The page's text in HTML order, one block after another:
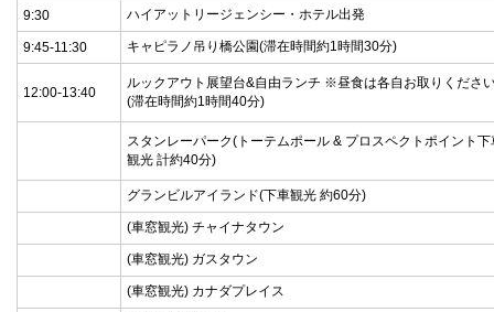
9:30 ハイアットリージェンシー・ホテル出発
9:45-11:30 キャピラノ吊り橋公園(滞在時間約1時間30分)
12:00-13:40
ルックアウト展望台&自由ランチ ※昼食は各自お取りくださ
(滞在時間約1時間40分)
スタンレーパーク(トーテムポール & プロスペクトポイント下
観光 計約40分)
グランビルアイランド(下車観光 約60分)
(車窓観光) チャイナタウン
(車窓観光) ガスタウン
(車窓観光) カナダプレイス